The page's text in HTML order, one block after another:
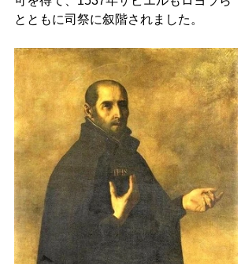
とともに司祭に叙階されました。